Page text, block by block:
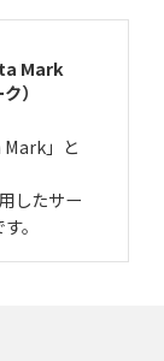
Mark
）
」と
したサー
。